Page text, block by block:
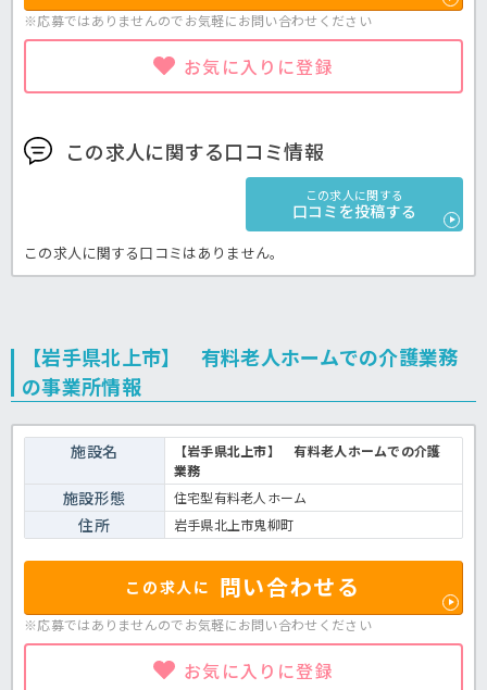
※応募ではありませんのでお気軽にお問い合わせください
お気に入りに登録
この求人に関する口コミ情報
この求人に関する
口コミを投稿する
この求人に関する口コミはありません。
【岩手県北上市】 有料老人ホームでの介護業務
の事業所情報
施設名
【岩手県北上市】 有料老人ホームでの介護
業務
施設形態 住宅型有料老人ホーム
住所 岩手県北上市鬼柳町
この求人に 問い合わせる
※応募ではありませんのでお気軽にお問い合わせください
お気に入りに登録